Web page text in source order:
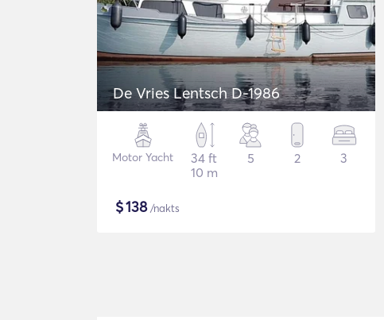
De Vries Lentsch D-1986
Motor Yacht
34 ft
10 m
5 2 3
$138/nakts